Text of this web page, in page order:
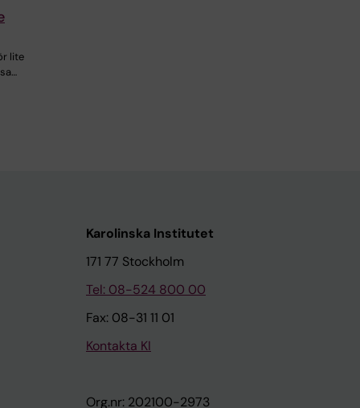
lite
Karolinska Institutet
171 77 Stockholm
Tel: 08-524 800 00
Fax: 08-31 11 01
Kontakta KI
Org.nr: 202100-2973